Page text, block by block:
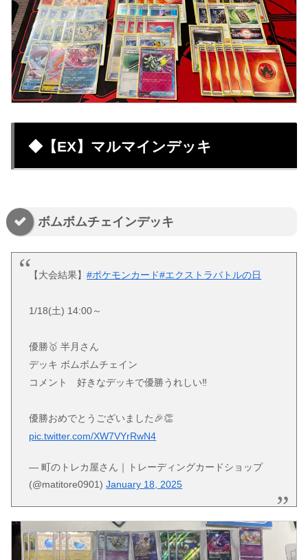
◆【EX】マルマインデッキ
ボムボムチェインデッキ
【大会結果】#ポケモンカード#エクストラバトルの日
1/18(土) 14:00～
優勝🥇 半月さん
デッキ ボムボムチェイン
コメント 好きなデッキで優勝うれしい‼️
優勝おめでとうございました🎉👏
pic.twitter.com/XW7VYrRwN4
— 町のトレカ屋さん｜トレーディングカードショップ
(@matitore0901)January 18, 2025